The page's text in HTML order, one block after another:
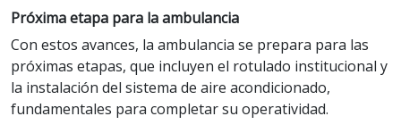
Próxima etapa para la ambulancia
Con estos avances, la ambulancia se prepara para las
próximas etapas, que incluyen el rotulado institucional y
la instalación del sistema de aire acondicionado,
fundamentales para completar su operatividad.